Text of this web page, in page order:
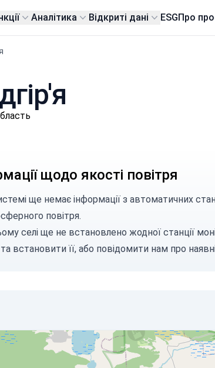
Аналітика Відкриті дані ESGПро
щодо якості повітря
ще немає інформації з автоматичних
повітря.
селі ще не встановлено жодної станції
та встановити її, або повідомити нампро